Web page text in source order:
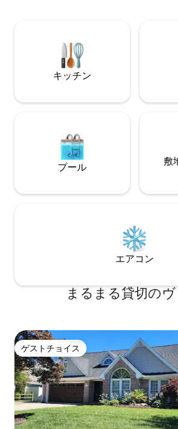
プールサイドでお楽しみください（シー
ズン中）。プライベートコミュニティボ
ート発進。キッチン
プール
敷
エアコン
まるまる貸切のヴ
ゲストチョイス
ゲストチョイス